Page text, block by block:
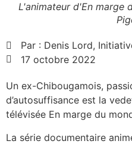
L'animateur d'En marge
Par : Denis Lord,
17 octobre 2022
Un ex-Chibougamois,
d’autosuffisance est la
télévisée En marge du
La série documentaire